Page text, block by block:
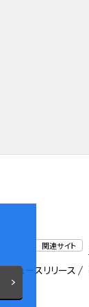
関連サイト
ニュースリリース